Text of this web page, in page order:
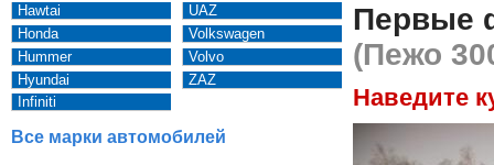
Hawtai
Honda
Hummer
Hyundai
Infiniti
UAZ
Volkswagen
Volvo
ZAZ
Все марки автомобилей
Первые
(Пежо
Наведите